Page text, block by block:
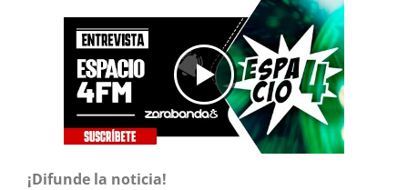
¡Difunde la noticia!